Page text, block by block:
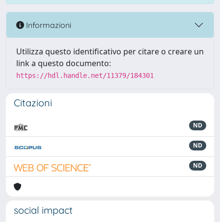
Informazioni
Utilizza questo identificativo per citare o creare un
link a questo documento:
https://hdl.handle.net/11379/184301
Citazioni
ND
ND
ND
social impact